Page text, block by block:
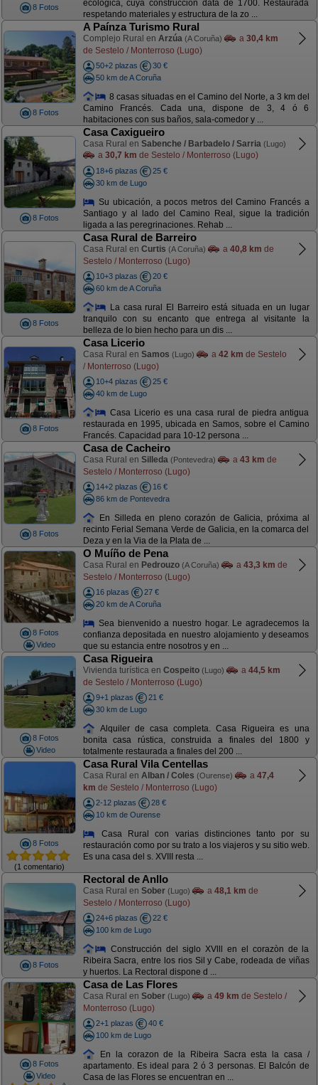
8 Fotos
ecológica, cuya construcción data de 1700. Restaurada
respetando materiales y estructura de la zo ...
8 Fotos
A Paínza Turismo Rural
Complejo Rural en Arzúa (A Coruña) a 30,4 km
de Sestelo / Monterroso (Lugo)
50+2 plazas
30 €
50 km de A Coruña
8 casas situadas en el Camino del Norte, a 3 km del
Camino Francés. Cada una, dispone de 3, 4 ó 6
habitaciones con sus baños, sala-comedor y ...
8 Fotos
Casa Caxigueiro
Casa Rural en Sabenche / Barbadelo / Sarria (Lugo)
a 30,7 km de Sestelo / Monterroso (Lugo)
18+6 plazas
25 €
30 km de Lugo
Su ubicación, a pocos metros del Camino Francés a
Santiago y al lado del Camino Real, sigue la tradición
ligada a las peregrinaciones. Rehab ...
8 Fotos
Casa Rural de Barreiro
Casa Rural en Curtis (A Coruña) a 40,8 km de
Sestelo / Monterroso (Lugo)
10+3 plazas
20 €
60 km de A Coruña
La casa rural El Barreiro está situada en un lugar
tranquilo con su encanto que entrega al visitante la
belleza de lo bien hecho para un dis ...
8 Fotos
Casa Licerio
Casa Rural en Samos (Lugo) a 42 km de Sestelo
/ Monterroso (Lugo)
10+4 plazas
25 €
40 km de Lugo
Casa Licerio es una casa rural de piedra antigua
restaurada en 1995, ubicada en Samos, sobre el Camino
Francés. Capacidad para 10-12 persona ...
8 Fotos
Casa de Cacheiro
Casa Rural en Silleda (Pontevedra) a 43 km de
Sestelo / Monterroso (Lugo)
14+2 plazas
16 €
86 km de Pontevedra
En Silleda en pleno corazón de Galicia, próxima al
recinto Ferial Semana Verde de Galicia, en la comarca del
Deza y en la Via de la Plata de ...
8 Fotos
Video
O Muíño de Pena
Casa Rural en Pedrouzo (A Coruña) a 43,3 km de
Sestelo / Monterroso (Lugo)
16 plazas
27 €
20 km de A Coruña
Sea bienvenido a nuestro hogar. Le agradecemos la
confianza depositada en nuestro alojamiento y deseamos
que su estancia entre nosotros y en ...
8 Fotos
Video
Casa Rigueira
Vivienda turística en Cospeito (Lugo) a 44,5 km
de Sestelo / Monterroso (Lugo)
9+1 plazas
21 €
30 km de Lugo
Alquiler de casa completa. Casa Rigueira es una
bonita casa rústica, construida a finales del 1800 y
totalmente restaurada a finales del 200 ...
8 Fotos
(1 comentario)
Casa Rural Vila Centellas
Casa Rural en Alban / Coles (Ourense) a 47,4
km de Sestelo / Monterroso (Lugo)
2-12 plazas
28 €
10 km de Ourense
Casa Rural con varias distinciones tanto por su
restauración como por su trato a los viajeros y su sitio web.
Es una casa del s. XVIII resta ...
8 Fotos
Rectoral de Anllo
Casa Rural en Sober (Lugo) a 48,1 km de
Sestelo / Monterroso (Lugo)
24+6 plazas
22 €
100 km de Lugo
Construcción del siglo XVlll en el corazòn de la
Ribeira Sacra, entre los rios Sil y Cabe, rodeada de viñas
y huertos. La Rectoral dispone d ...
8 Fotos
Video
Casa de Las Flores
Casa Rural en Sober (Lugo) a 49 km de Sestelo /
Monterroso (Lugo)
2+1 plazas
40 €
100 km de Lugo
En la corazon de la Ribeira Sacra esta la casa /
apartamento. Es ideal para 2 ó 3 personas. El Balcón de
Casa de las Flores se encuentran en ...